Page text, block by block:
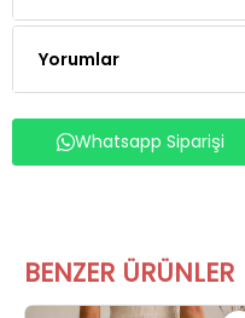
Yorumlar
Whatsapp Siparişi
BENZER ÜRÜNLER